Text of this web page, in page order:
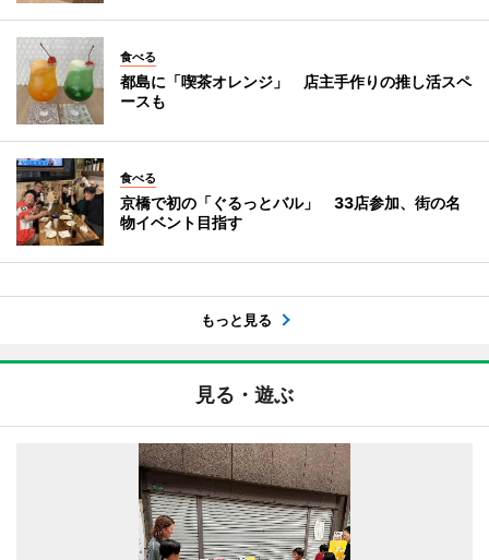
食べる
都島に「喫茶オレンジ」 店主手作りの推し活スペ
ースも
食べる
京橋で初の「ぐるっとバル」 33店参加、街の名
物イベント目指す
もっと見る
見る・遊ぶ